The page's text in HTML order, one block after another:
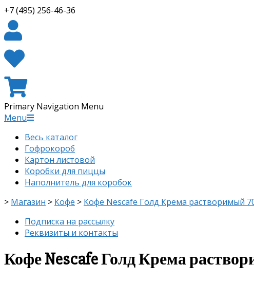
+7 (495) 256-46-36
Primary Navigation Menu
Menu
Весь каталог
Гофрокороб
Картон листовой
Коробки для пиццы
Наполнитель для коробок
> Магазин > Кофе > Кофе Nescafe Голд Крема растворимый
Подписка на рассылку
Реквизиты и контакты
Кофе Nescafe Голд Крема